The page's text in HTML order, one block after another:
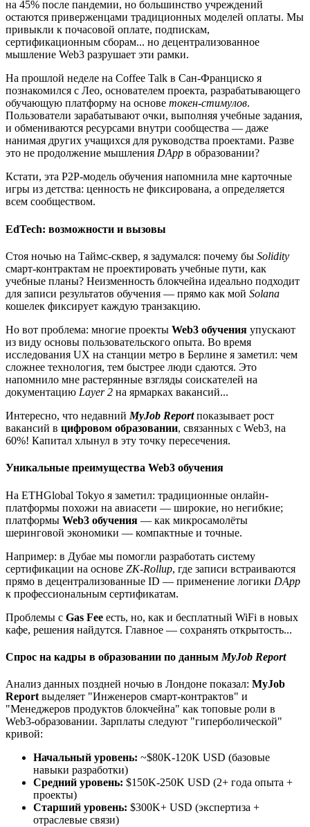
на 45% после пандемии, но большинство учреждений
остаются приверженцами традиционных моделей оплаты. Мы
привыкли к почасовой оплате, подпискам,
сертификационным сборам... но децентрализованное
мышление Web3 разрушает эти рамки.
На прошлой неделе на Coffee Talk в Сан-Франциско я
познакомился с Лео, основателем проекта, разрабатывающего
обучающую платформу на основе токен-стимулов.
Пользователи зарабатывают очки, выполняя учебные задания,
и обмениваются ресурсами внутри сообщества — даже
нанимая других учащихся для руководства проектами. Разве
это не продолжение мышления DApp в образовании?
Кстати, эта P2P-модель обучения напомнила мне карточные
игры из детства: ценность не фиксирована, а определяется
всем сообществом.
EdTech: возможности и вызовы
Стоя ночью на Таймс-сквер, я задумался: почему бы Solidity
смарт-контрактам не проектировать учебные пути, как
учебные планы? Неизменность блокчейна идеально подходит
для записи результатов обучения — прямо как мой Solana
кошелек фиксирует каждую транзакцию.
Но вот проблема: многие проекты Web3 обучения упускают
из виду основы пользовательского опыта. Во время
исследования UX на станции метро в Берлине я заметил: чем
сложнее технология, тем быстрее люди сдаются. Это
напомнило мне растерянные взгляды соискателей на
документацию Layer 2 на ярмарках вакансий...
Интересно, что недавний MyJob Reportпоказывает рост
вакансий в цифровом образовании, связанных с Web3, на
60%! Капитал хлынул в эту точку пересечения.
Уникальные преимущества Web3 обучения
На ETHGlobal Tokyo я заметил: традиционные онлайн-
платформы похожи на авиасети — широкие, но негибкие;
платформы Web3 обучения — как микросамолёты
шеринговой экономики — компактные и точные.
Например: в Дубае мы помогли разработать систему
сертификации на основе ZK-Rollup, где записи встраиваются
прямо в децентрализованные ID — применение логики DApp
к профессиональным сертификатам.
Проблемы с Gas Fee есть, но, как и бесплатный WiFi в новых
кафе, решения найдутся. Главное — сохранять открытость...
Спрос на кадры в образовании по данным MyJob Report
Анализ данных поздней ночью в Лондоне показал: MyJob
Report выделяет "Инженеров смарт-контрактов" и
"Менеджеров продуктов блокчейна" как топовые роли в
Web3-образовании. Зарплаты следуют "гиперболической"
кривой:
Начальный уровень: ~$80K-120K USD (базовые
навыки разработки)
Средний уровень: $150K-250K USD (2+ года опыта +
проекты)
Старший уровень: $300K+ USD (экспертиза +
отраслевые связи)